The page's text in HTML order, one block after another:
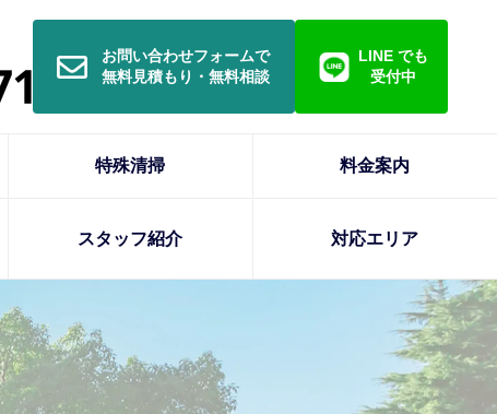
お問い合わせフォームで
無料見積もり・無料相談
LINE でも
受付中
特殊清掃 料金案内
スタッフ紹介 対応エリア